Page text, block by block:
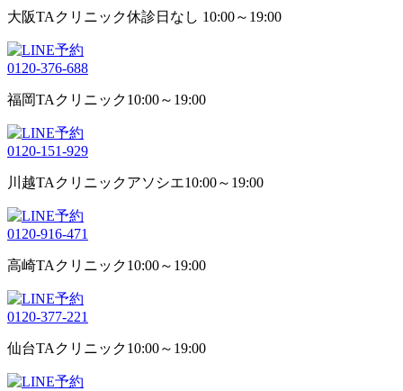
大阪TAクリニック休診日なし 10:00～19:00
0120-376-688
福岡TAクリニック10:00～19:00
0120-151-929
川越TAクリニックアソシエ10:00～19:00
0120-916-471
高崎TAクリニック10:00～19:00
0120-377-221
仙台TAクリニック10:00～19:00